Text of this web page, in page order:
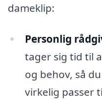
dameklip:
Personlig
tager sig tid til
og behov, så
virkelig passer